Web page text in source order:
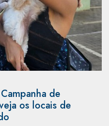
de
os locais de